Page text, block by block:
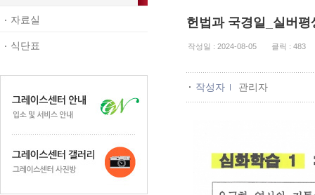
자료실
식단표
헌법과 국경일_실버
작성일 : 2024-08-05 클릭 : 483
작성자 관리자